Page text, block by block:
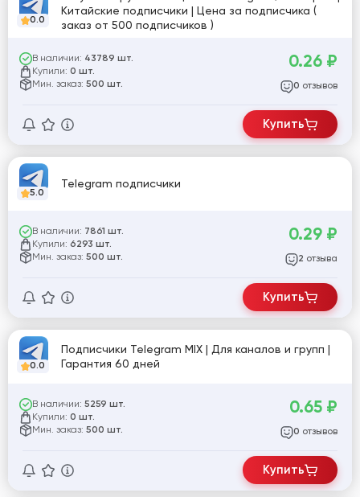
0.0
Китайские подписчики | Цена за подписчика (
заказ от 500 подписчиков )
В наличии: 43789 шт.
Купили: 0 шт.
Мин. заказ: 500 шт.
0.26 ₽
0 отзывов
Купить
5.0
Telegram подписчики
В наличии: 7861 шт.
Купили: 6293 шт.
Мин. заказ: 500 шт.
0.29 ₽
2 отзыва
Купить
0.0
Подписчики Telegram MIX | Для каналов и групп |
Гарантия 60 дней
В наличии: 5259 шт.
Купили: 0 шт.
Мин. заказ: 500 шт.
0.65 ₽
0 отзывов
Купить